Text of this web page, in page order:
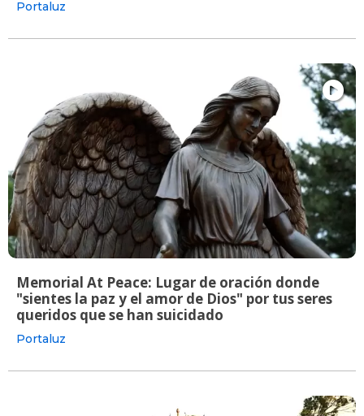
Portaluz
Memorial At Peace: Lugar de oración donde
"sientes la paz y el amor de Dios" por tus seres
queridos que se han suicidado
Portaluz